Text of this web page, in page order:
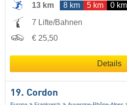
13 km
8 km 5 km 0 km
7 Lifte/Bahnen
€ 25,50
Details
19. Cordon